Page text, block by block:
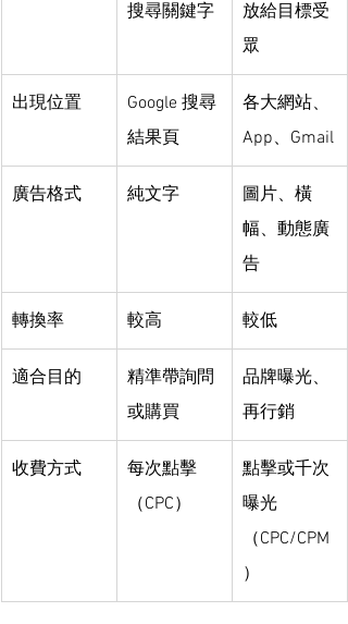
搜尋關鍵字
放給目標受
眾
出現位置
Google 搜尋
結果頁
各大網站、
App、Gmail
廣告格式 純文字
圖片、橫
幅、動態廣
告
轉換率 較高 較低
適合目的
精準帶詢問
或購買
品牌曝光、
再行銷
收費方式
每次點擊
（CPC）
點擊或千次
曝光
（CPC/CPM
）